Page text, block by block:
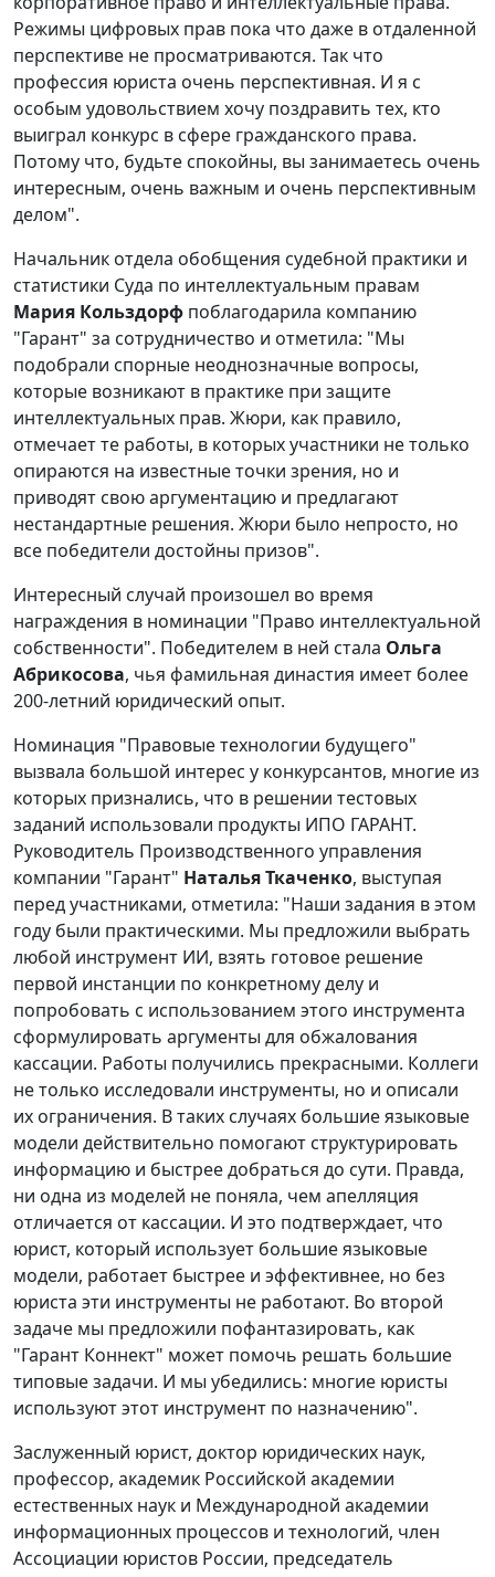
Режимы цифровых прав пока что даже в отдаленной
перспективе не просматриваются. Так что
профессия юриста очень перспективная. И я с
особым удовольствием хочу поздравить тех, кто
выиграл конкурс в сфере гражданского права.
Потому что, будьте спокойны, вы занимаетесь очень
интересным, очень важным и очень перспективным
делом".
Начальник отдела обобщения судебной практики и
статистики Суда по интеллектуальным правам
Мария Кольздорф поблагодарила компанию
"Гарант" за сотрудничество и отметила: "Мы
подобрали спорные неоднозначные вопросы,
которые возникают в практике при защите
интеллектуальных прав. Жюри, как правило,
отмечает те работы, в которых участники не только
опираются на известные точки зрения, но и
приводят свою аргументацию и предлагают
нестандартные решения. Жюри было непросто, но
все победители достойны призов".
Интересный случай произошел во время
награждения в номинации "Право интеллектуальной
собственности". Победителем в ней стала Ольга
Абрикосова, чья фамильная династия имеет более
200-летний юридический опыт.
Номинация "Правовые технологии будущего"
вызвала большой интерес у конкурсантов, многие из
которых признались, что в решении тестовых
заданий использовали продукты ИПО ГАРАНТ.
Руководитель Производственного управления
компании "Гарант" Наталья Ткаченко, выступая
перед участниками, отметила: "Наши задания в этом
году были практическими. Мы предложили выбрать
любой инструмент ИИ, взять готовое решение
первой инстанции по конкретному делу и
попробовать с использованием этого инструмента
сформулировать аргументы для обжалования
кассации. Работы получились прекрасными. Коллеги
не только исследовали инструменты, но и описали
их ограничения. В таких случаях большие языковые
модели действительно помогают структурировать
информацию и быстрее добраться до сути. Правда,
ни одна из моделей не поняла, чем апелляция
отличается от кассации. И это подтверждает, что
юрист, который использует большие языковые
модели, работает быстрее и эффективнее, но без
юриста эти инструменты не работают. Во второй
задаче мы предложили пофантазировать, как
"Гарант Коннект" может помочь решать большие
типовые задачи. И мы убедились: многие юристы
используют этот инструмент по назначению".
Заслуженный юрист, доктор юридических наук,
профессор, академик Российской академии
естественных наук и Международной академии
информационных процессов и технологий, член
Ассоциации юристов России, председатель